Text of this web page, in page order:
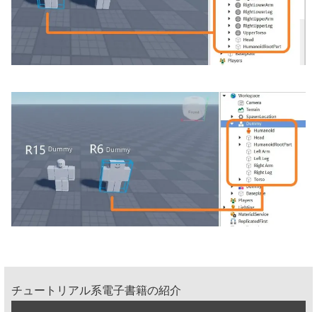
チュートリアル系電子書籍の紹介